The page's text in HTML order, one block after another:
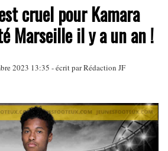
cruel pour Kamara
Marseille il y a un an !
2023 13:35 - écrit par Rédaction JF